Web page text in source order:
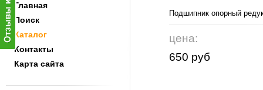
Главная
Поиск
Каталог
Контакты
Карта сайта
Подшипник опорный
цена:
650 руб